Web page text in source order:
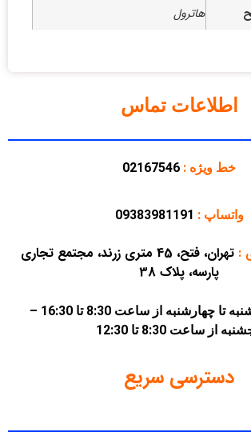
هاترول
اطلاعات تماس
خط ویژه : 02167546
واتساپ : 09383981191
:
تهران، فتح، 45 متری زرند، مجتمع تجاری
پارسه، پلاک 38
شنبه تا چهارشنبه از ساعت 8:30 تا 16:30 –
از ساعت 8:30 تا 12:30
دسترسی سریع